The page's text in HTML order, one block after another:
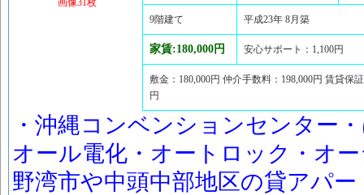
画像31枚
9階建て 平成23年 8月築
家賃:180,000円 安心サポート：1,100円
敷金：180,000円 仲介手数料：198,000円 賃貸保
円
・沖縄コンベンションセンター
オール電化・オートロック・オ
野湾市や中頭中部地区の貸アパ